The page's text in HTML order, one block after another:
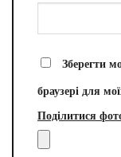
Зберегти
браузері для
Поділитися